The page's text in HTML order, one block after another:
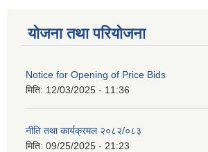
योजना तथा परियोजना
Notice for Opening of Price Bids
मिति: 12/03/2025 - 11:36
नीति तथा कार्यक्रमल २०८२/०८३
मिति: 09/25/2025 - 21:23